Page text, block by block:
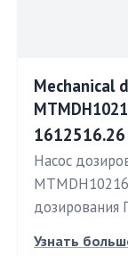
Mechanical
1612516.26
Насос
дозирования
Узнать